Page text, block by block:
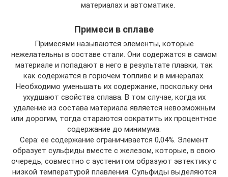
материалах и автоматике.
Примеси в сплаве
Примесями называются элементы, которые
нежелательны в составе стали. Они содержатся в самом
материале и попадают в него в результате плавки, так
как содержатся в горючем топливе и в минералах.
Необходимо уменьшать их содержание, поскольку они
ухудшают свойства сплава. В том случае, когда их
удаление из состава материала является невозможным
или дорогим, тогда стараются сократить их процентное
содержание до минимума.
Сера: ее содержание ограничивается 0,04%. Элемент
образует сульфиды вместе с железом, которые, в свою
очередь, совместно с аустенитом образуют эвтектику с
низкой температурой плавления. Сульфиды выделяются